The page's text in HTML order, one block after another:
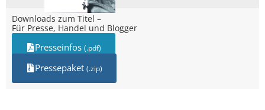
Downloads zum Titel –
Für Presse, Handel und Blogger
Presseinfos (.pdf)
Pressepaket (.zip)